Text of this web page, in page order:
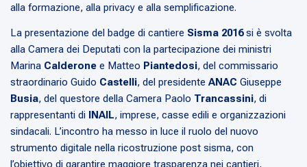
alla formazione, alla privacy e alla semplificazione.
La presentazione del badge di cantiere Sisma 2016si è svolta
alla Camera dei Deputati con la partecipazione dei ministri
Marina Calderone e Matteo Piantedosi, del commissario
straordinario Guido Castelli, del presidente ANAC Giuseppe
Busia, del questore della Camera Paolo Trancassini, di
rappresentanti di INAIL, imprese, casse edili e organizzazioni
sindacali. L’incontro ha messo in luce il ruolo del nuovo
strumento digitale nella ricostruzione post sisma, con
l’obiettivo di garantire maggiore trasparenza nei cantieri,